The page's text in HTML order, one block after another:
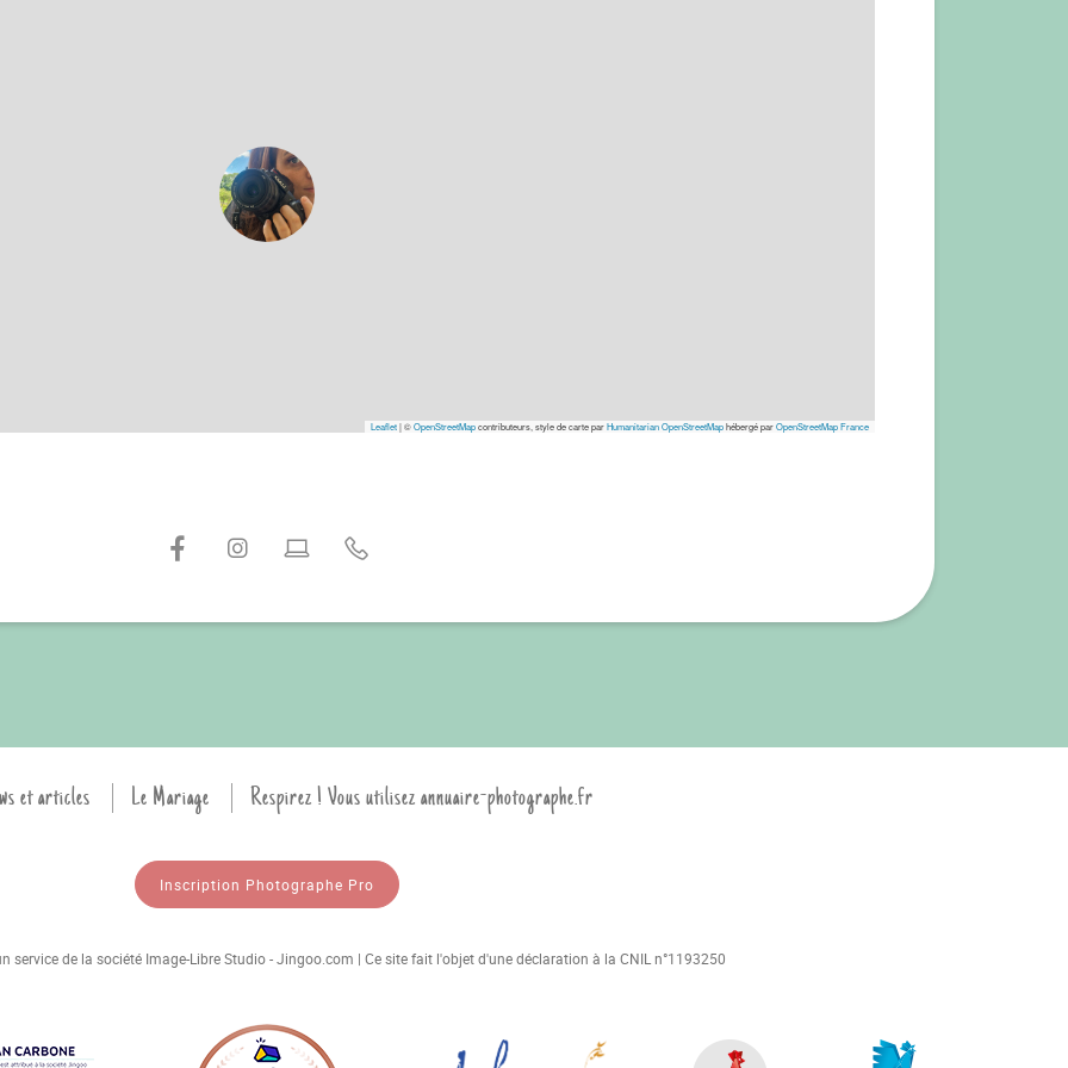
Leaflet|©OpenStreetMapcontributeurs, style de carte parHumanitarian OpenStreetMaphébergé parOpenStreetMap France
et articles Le Mariage Respirez ! Vous utilisez annuaire-photographe.fr
Inscription Photographe Pro
service de la société Image-Libre Studio - Jingoo.com | Ce site fait l'objet d'une déclaration à la CNIL n°1193250